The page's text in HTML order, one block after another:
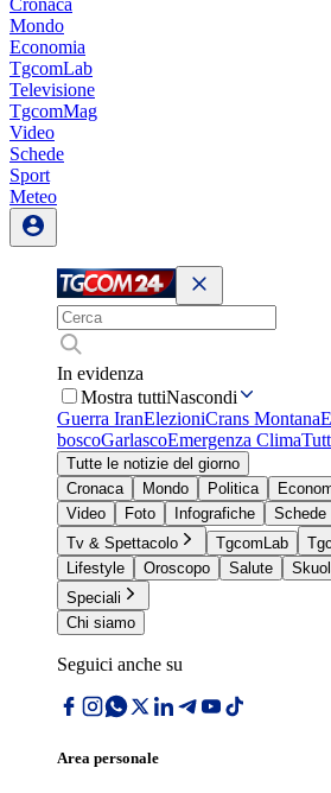
Cronaca
Mondo
Economia
TgcomLab
Televisione
TgcomMag
Video
Schede
Sport
Meteo
In evidenza
Mostra tuttiNascondi
Guerra IranElezioniCrans Montana
boscoGarlascoEmergenza Clima
Tutte le notizie del giorno
Cronaca
Mondo Politica
Video
Foto Infografiche
Schede
Tv & Spettacolo
TgcomLab
Lifestyle
Oroscopo Salute
Speciali
Chi siamo
Seguici anche su
Area personale